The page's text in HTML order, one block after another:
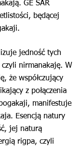
GE SAR
będącej
jedność tych
nirmanakaję. W
że współczujący
z połączenia
manifestuje
Esencją natury
jej naturą
rigpa, czyli